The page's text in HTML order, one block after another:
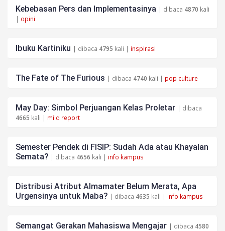
Kebebasan Pers dan Implementasinya | dibaca 4870 kali
| opini
Ibuku Kartiniku | dibaca 4795 kali | inspirasi
The Fate of The Furious | dibaca 4740 kali | pop culture
May Day: Simbol Perjuangan Kelas Proletar | dibaca
4665 kali | mild report
Semester Pendek di FISIP: Sudah Ada atau Khayalan
Semata? | dibaca 4656 kali | info kampus
Distribusi Atribut Almamater Belum Merata, Apa
Urgensinya untuk Maba? | dibaca 4635 kali | info kampus
Semangat Gerakan Mahasiswa Mengajar | dibaca 4580